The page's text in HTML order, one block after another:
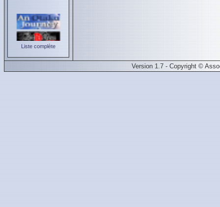
Liste complète
Version 1.7 - Copyright ©